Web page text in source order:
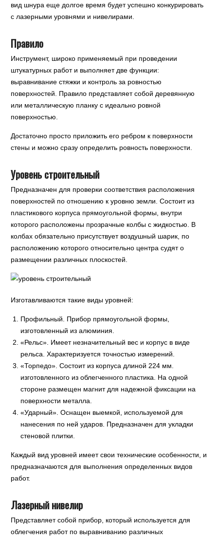
вид шнура еще долгое время будет успешно конкурировать
с лазерными уровнями и нивелирами.
Правило
Инструмент, широко применяемый при проведении
штукатурных работ и выполняет две функции:
выравнивание стяжки и контроль за ровностью
поверхностей. Правило представляет собой деревянную
или металлическую планку с идеально ровной
поверхностью.
Достаточно просто приложить его ребром к поверхности
стены и можно сразу определить ровность поверхности.
Уровень строительный
Предназначен для проверки соответствия расположения
поверхностей по отношению к уровню земли. Состоит из
пластикового корпуса прямоугольной формы, внутри
которого расположены прозрачные колбы с жидкостью. В
колбах обязательно присутствует воздушный шарик, по
расположению которого относительно центра судят о
размещении различных плоскостей.
Изготавливаются такие виды уровней:
Профильный. Прибор прямоугольной формы,
изготовленный из алюминия.
«Рельс». Имеет незначительный вес и корпус в виде
рельса. Характеризуется точностью измерений.
«Торпедо». Состоит из корпуса длиной 224 мм.
изготовленного из облегченного пластика. На одной
стороне размещен магнит для надежной фиксации на
поверхности металла.
«Ударный». Оснащен выемкой, используемой для
нанесения по ней ударов. Предназначен для укладки
стеновой плитки.
Каждый вид уровней имеет свои технические особенности, и
предназначаются для выполнения определенных видов
работ.
Лазерный нивелир
Представляет собой прибор, который используется для
облегчения работ по выравниванию различных